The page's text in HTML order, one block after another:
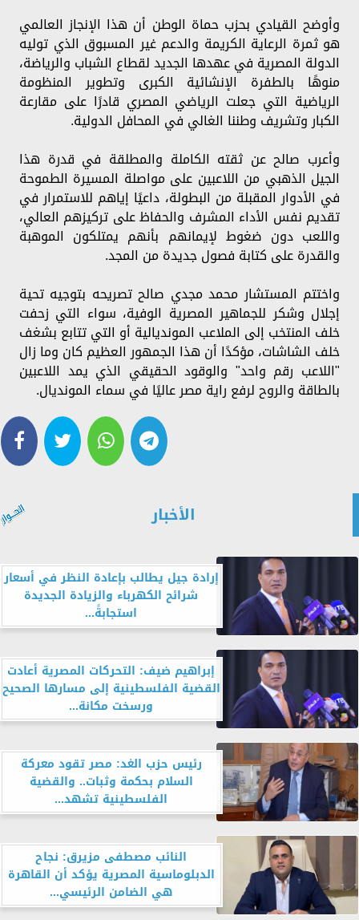
وأوضح القيادي بحزب حماة الوطن أن هذا الإنجاز العالمي
هو ثمرة الرعاية الكريمة والدعم غير المسبوق الذي توليه
الدولة المصرية في عهدها الجديد لقطاع الشباب والرياضة،
منوهًا بالطفرة الإنشائية الكبرى وتطوير المنظومة
الرياضية التي جعلت الرياضي المصري قادرًا على مقارعة
الكبار وتشريف وطننا الغالي في المحافل الدولية.
وأعرب صالح عن ثقته الكاملة والمطلقة في قدرة هذا
الجيل الذهبي من اللاعبين على مواصلة المسيرة الطموحة
في الأدوار المقبلة من البطولة، داعيًا إياهم للاستمرار في
تقديم نفس الأداء المشرف والحفاظ على تركيزهم العالي،
واللعب دون ضغوط لإيمانهم بأنهم يمتلكون الموهبة
والقدرة على كتابة فصول جديدة من المجد.
واختتم المستشار محمد مجدي صالح تصريحه بتوجيه تحية
إجلال وشكر للجماهير المصرية الوفية، سواء التي زحفت
خلف المنتخب إلى الملاعب المونديالية أو التي تتابع بشغف
خلف الشاشات، مؤكدًا أن هذا الجمهور العظيم كان وما زال
"اللاعب رقم واحد" والوقود الحقيقي الذي يمد اللاعبين
بالطاقة والروح لرفع راية مصر عاليًا في سماء المونديال.
الأخبار
إرادة جيل يطالب بإعادة النظر في أسعار
شرائح الكهرباء والزيادة الجديدة
استجابةً...
إبراهيم ضيف: التحركات المصرية أعادت
القضية الفلسطينية إلى مسارها الصحيح
ورسخت مكانة...
رئيس حزب الغد: مصر تقود معركة
السلام بحكمة وثبات.. والقضية
الفلسطينية تشهد...
النائب مصطفى مزيرق: نجاح
الدبلوماسية المصرية يؤكد أن القاهرة
هي الضامن الرئيسي...